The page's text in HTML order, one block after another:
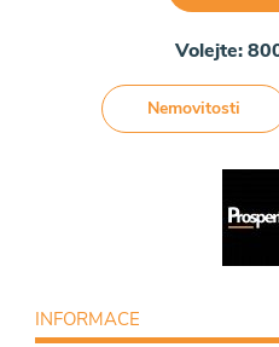
Volejte:
Nemovitosti
INFORMACE